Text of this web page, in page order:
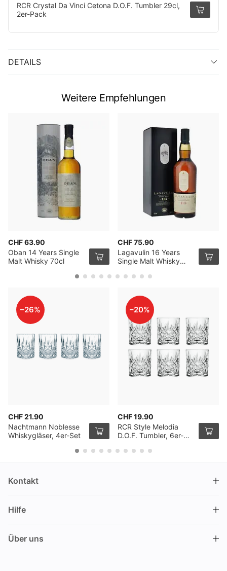
RCR Crystal Da Vinci Cetona D.O.F. Tumbler 29cl,
2er-Pack
DETAILS
Weitere Empfehlungen
CHF 63.90
Oban 14 Years Single
Malt Whisky 70cl
CHF 75.90
Lagavulin 16 Years
Single Malt Whisky
–26%
CHF 21.90
Nachtmann Noblesse
Whiskygläser, 4er-Set
–20%
CHF 19.90
RCR Style Melodia
D.O.F. Tumbler, 6er-
Kontakt
Nüschelerstrasse 35
Schweiz
Hilfe
Über uns